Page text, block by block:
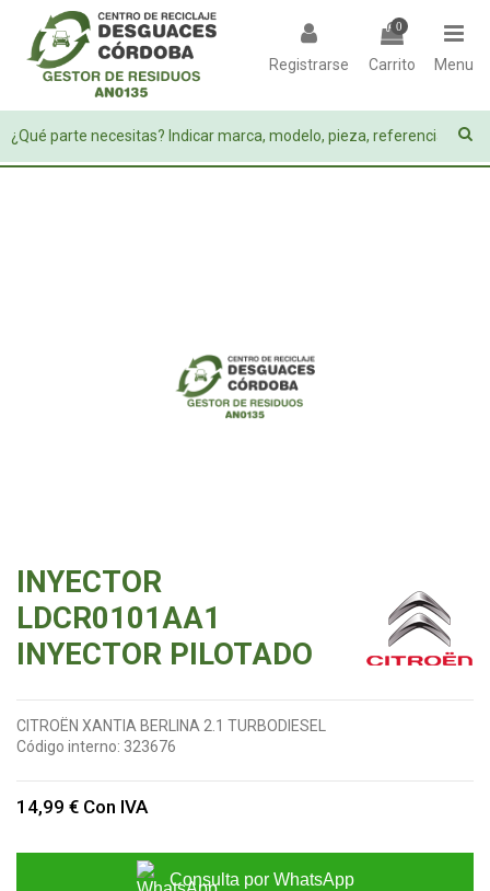
Registrarse
0
Carrito Menu
INYECTOR
LDCR0101AA1
INYECTOR PILOTADO
CITROËN XANTIA BERLINA 2.1 TURBODIESEL
Código interno: 323676
14,99 € Con IVA
Consulta por WhatsApp